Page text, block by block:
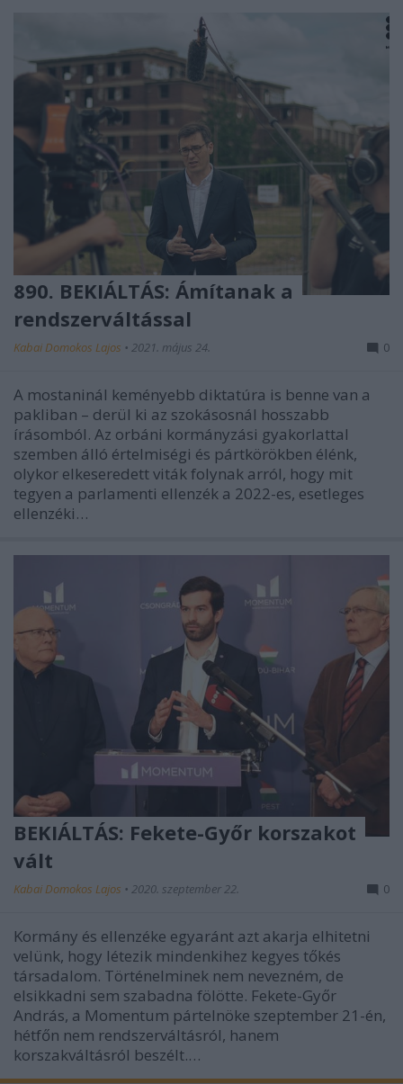
890. BEKIÁLTÁS: Ámítanak a
rendszerváltással
Kabai Domokos Lajos • 2021. május 24. 0
A mostaninál keményebb diktatúra is benne van a
pakliban – derül ki az szokásosnál hosszabb
írásomból. Az orbáni kormányzási gyakorlattal
szemben álló értelmiségi és pártkörökben élénk,
olykor elkeseredett viták folynak arról, hogy mit
tegyen a parlamenti ellenzék a 2022-es, esetleges
ellenzéki…
BEKIÁLTÁS: Fekete-Győr korszakot
vált
Kabai Domokos Lajos • 2020. szeptember 22. 0
Kormány és ellenzéke egyaránt azt akarja elhitetni
velünk, hogy létezik mindenkihez kegyes tőkés
társadalom. Történelminek nem nevezném, de
elsikkadni sem szabadna fölötte. Fekete-Győr
András, a Momentum pártelnöke szeptember 21-én,
hétfőn nem rendszerváltásról, hanem
korszakváltásról beszélt.…